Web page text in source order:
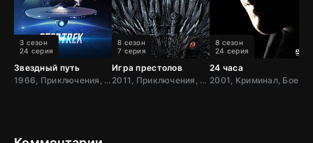
Звездный путь
1966, Приключения, Фантастика, Боевик, США
3 сезон
24 серия
Игра престолов
2011, Приключения, Фэнтези, Блокбастер, Мистический, Боевик, Зарубежный, Мелодрама, Драма, США,
8 сезон
7 серия
24 часа
8 сезон
24 серия